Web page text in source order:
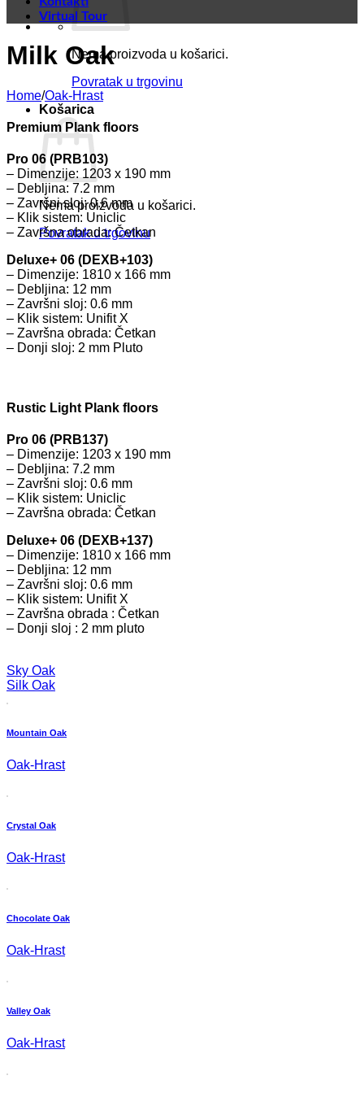
Nema proizvoda u košarici.
Povratak u trgovinu
Košarica
Nema proizvoda u košarici.
Povratak u trgovinu
Virtual Tour
Milk Oak
Home/Oak-Hrast
Premium Plank floors
Pro 06 (PRB103)
– Dimenzije: 1203 x 190 mm
– Debljina: 7.2 mm
– Završni sloj: 0.6 mm
– Klik sistem: Uniclic
– Završna obrada: Četkan
Deluxe+ 06 (DEXB+103)
– Dimenzije: 1810 x 166 mm
– Debljina: 12 mm
– Završni sloj: 0.6 mm
– Klik sistem: Unifit X
– Završna obrada: Četkan
– Donji sloj: 2 mm Pluto
Rustic Light Plank floors
Pro 06 (PRB137)
– Dimenzije: 1203 x 190 mm
– Debljina: 7.2 mm
– Završni sloj: 0.6 mm
– Klik sistem: Uniclic
– Završna obrada: Četkan
Deluxe+ 06 (DEXB+137)
– Dimenzije: 1810 x 166 mm
– Debljina: 12 mm
– Završni sloj: 0.6 mm
– Klik sistem: Unifit X
– Završna obrada : Četkan
– Donji sloj : 2 mm pluto
Sky Oak
Silk Oak
Mountain Oak
Oak-Hrast
Crystal Oak
Oak-Hrast
Chocolate Oak
Oak-Hrast
Valley Oak
Oak-Hrast